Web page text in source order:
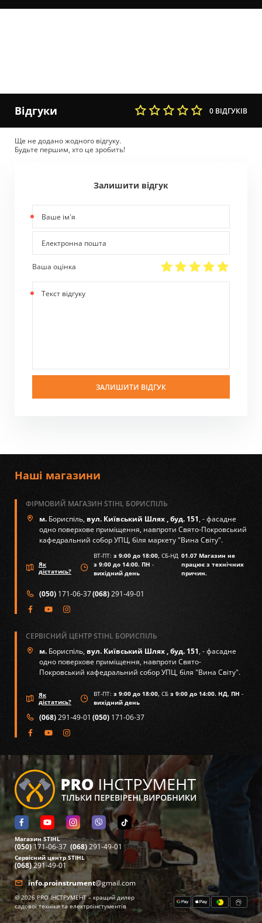
Відгуки 0 ВІДГУКІВ
Ще не додано жодного відгуку.
Будьте першим, хто це зробить!
Залишити відгук
ім'я
пошта
Ваша оцінка
відгуку
ЗАЛИШИТИ ВІДГУК
Наші магазини
ФІРМОВИЙ МАГАЗИН STIHL БОРИСПІЛЬ
м. Бориспіль,вул. Київський Шлях , буд. 151, - фасадне
одно поверхове приміщення, навпроти Свято-Покровський
кафедральний собор УПЦ, біля маркету "Вина Світу".
Як
дістатись?
ВТ-ПТ: з 9:00 до 18:00, СБ-НД
з 9:00 до 14:00. ПН -
вихідний день
01.07 Магазин не
працює з технічних
причин.
(050) 171-06-37(068)291-49-01
СЕРВІСНИЙ ЦЕНТР STIHL БОРИСПІЛЬ
м. Бориспіль,вул. Київський Шлях , буд. 151, - фасадне
одно поверхове приміщення, навпроти Свято-
Покровський кафедральний собор УПЦ, біля "Вина Світу".
Як
дістатись?
ВТ-ПТ: з 9:00 до 18:00, СБ з 9:00 до 14:00. НД, ПН -
вихідний день
(068)291-49-01 (050) 171-06-37
Магазин STIHL
(050)171-06-37 (068)291-49-01
Сервісний центр STIHL
(068)291-49-01
info.proinstrument@gmail.com
©2026 PRO ІНСТРУМЕНТ – кращий дилер
садової техніки та електроінстументів